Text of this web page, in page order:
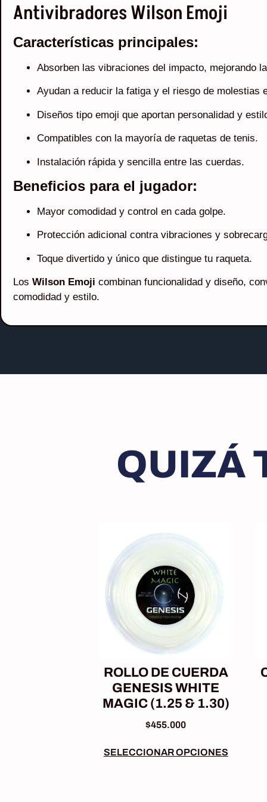
Antivibradores Wilson Emoji
Características principales:
Absorben las vibraciones del impacto, mejorando
Ayudan a reducir la fatiga y el riesgo de molestias
Diseños tipo emoji que aportan personalidad y
Compatibles con la mayoría de raquetas de tenis.
Instalación rápida y sencilla entre las cuerdas.
Beneficios para el jugador:
Mayor comodidad y control en cada golpe.
Protección adicional contra vibraciones y
Toque divertido y único que distingue tu raqueta.
Los Wilson Emoji combinan funcionalidad y diseño,
comodidad y estilo.
QUIZÁ
ROLLO DE CUERDA
GENESIS WHITE
MAGIC (1.25 & 1.30)
$455.000
SELECCIONAR OPCIONES